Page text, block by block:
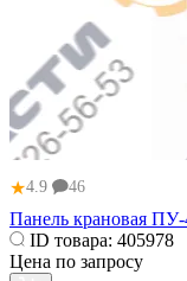
★4.9 46
Панель крановая
ID товара: 405978
Цена по запросу